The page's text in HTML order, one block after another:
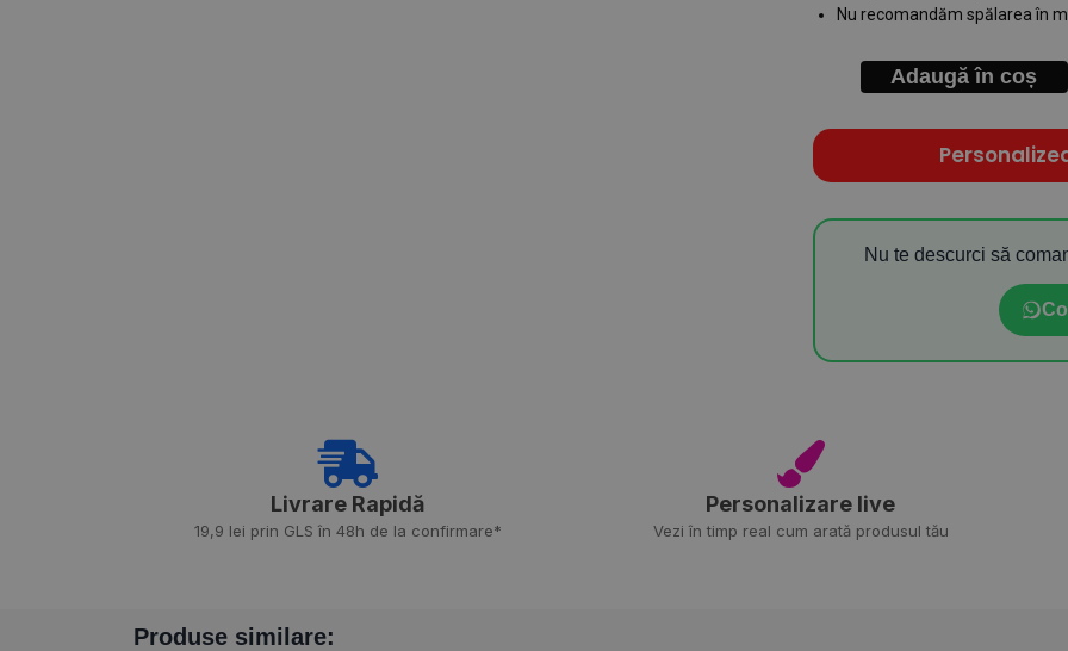
Nu recomandăm spălarea în
Adaugă în coș
Nu te descurci să
Livrare Rapidă​
19,9 lei prin GLS în 48h de la confirmare*
Personalizare live
Vezi în timp real cum arată produsul tău
Produse similare: